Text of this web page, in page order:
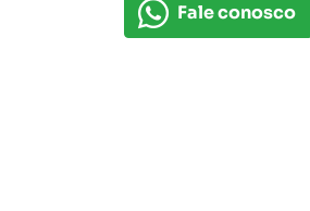
Fale conosco